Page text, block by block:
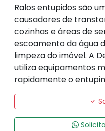
Ralos entupidos são
causadores de
cozinhas e áreas de
escoamento da água
limpeza do imóvel. A
utiliza equipamentos
rapidamente o